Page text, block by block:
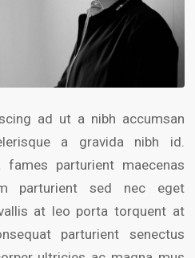
ad ut a nibh accumsan
a gravida nibh id.
fames parturient maecenas
parturient sed nec eget
at leo porta torquent at
parturient senectus